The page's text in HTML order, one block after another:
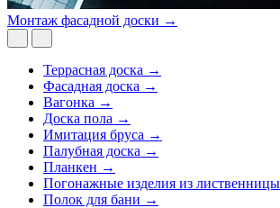
Монтаж фасадной доски →
Террасная доска →
Фасадная доска →
Вагонка →
Доска пола →
Имитация бруса →
Палубная доска →
Планкен →
Погонажные изделия из
Полок для бани →